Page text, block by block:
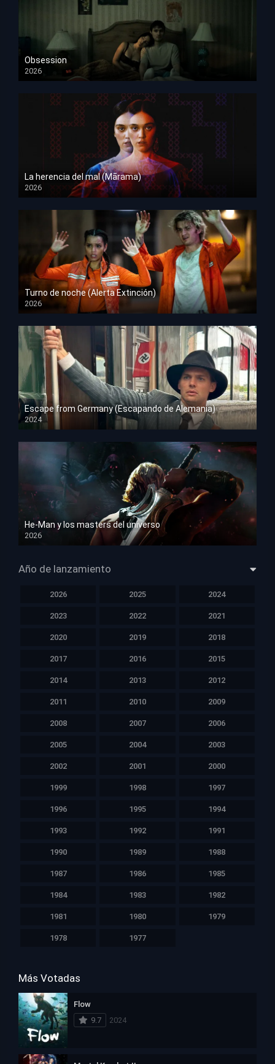
Obsession
2026
HD 1080p
La herencia del mal (Mārama)
2026
HD 1080p
Turno de noche (Alerta Extinción)
2026
HD 1080p
Escape from Germany (Escapando de Alemania)
2024
HD 1080p
He-Man y los masters del universo
2026
HD 1080p
Año de lanzamiento
2026 2025 2024
2023 2022 2021
2020 2019 2018
2017 2016 2015
2014 2013 2012
2011 2010 2009
2008 2007 2006
2005 2004 2003
2002 2001 2000
1999 1998 1997
1996 1995 1994
1993 1992 1991
1990 1989 1988
1987 1986 1985
1984 1983 1982
1981 1980 1979
1978 1977
Más Votadas
Flow
9.7
2024